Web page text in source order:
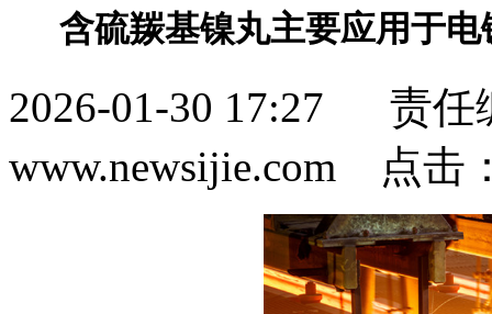
含硫羰基镍丸主要应用于
2026-01-30 17:27 责
www.newsijie.com 点击